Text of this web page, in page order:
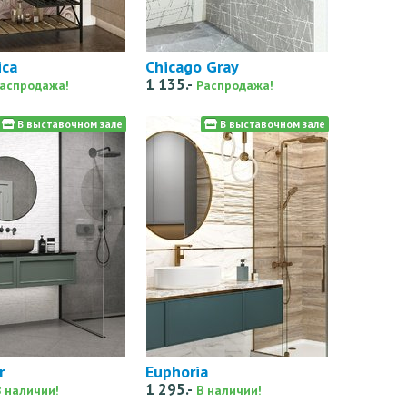
Chicago Gray
1 135.- Распродажа!
наличии!
В выставочном зале
Euphoria
1 295.- В наличии!
В выставочном зале